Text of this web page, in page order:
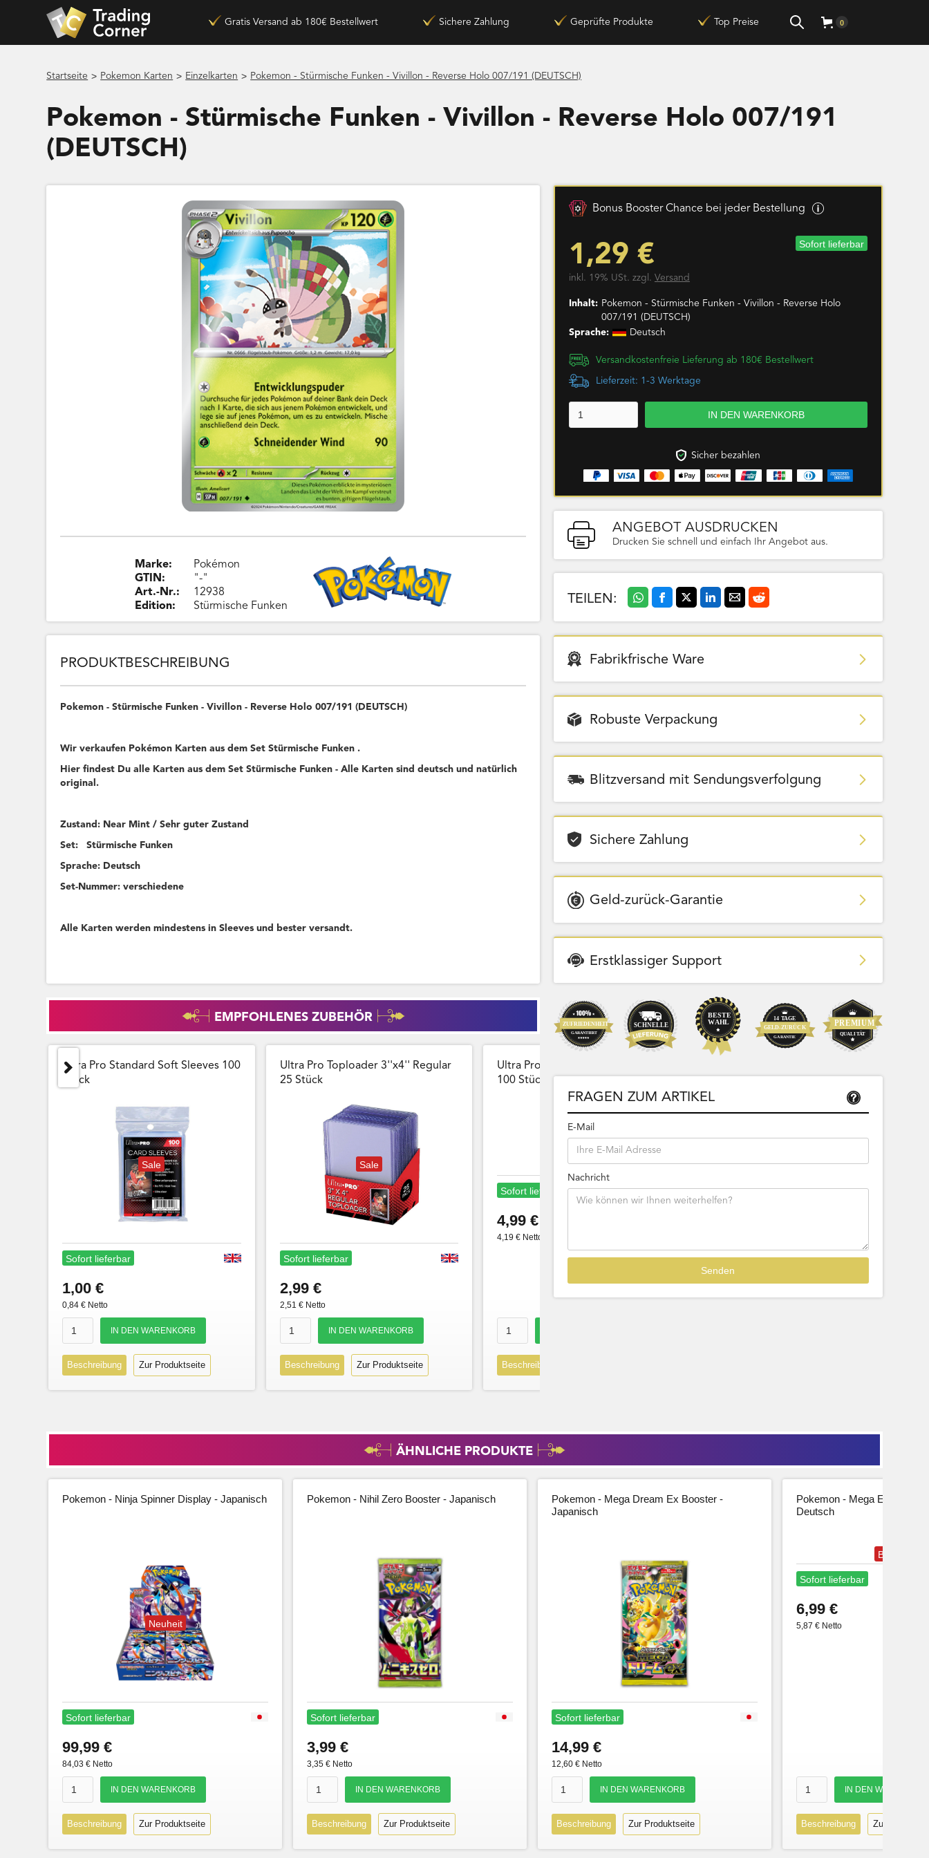
Gratis Versand ab 180€ Bestellwert Sichere Zahlung Geprüfte Produkte Top Preise 0
Startseite > Pokemon Karten > Einzelkarten > Pokemon - Stürmische Funken - Vivillon - Reverse Holo 007/191 (DEUTSCH)
Pokemon - Stürmische Funken - Vivillon - Reverse Holo 007/191
(DEUTSCH)
Marke:
GTIN:
Art.-Nr.:
Edition:
Pokémon
"-"
12938
Stürmische Funken
Bonus Booster Chance bei jeder Bestellung
1,29 € Sofort lieferbar
inkl. 19% USt. zzgl. Versand
Inhalt: Pokemon - Stürmische Funken - Vivillon - Reverse Holo
007/191 (DEUTSCH)
Sprache:
Deutsch
Versandkostenfreie Lieferung ab 180€ Bestellwert
Lieferzeit: 1-3 Werktage
Sicher bezahlen
ANGEBOT AUSDRUCKEN
Drucken Sie schnell und einfach Ihr Angebot aus.
TEILEN:
PRODUKTBESCHREIBUNG
Pokemon - Stürmische Funken - Vivillon - Reverse Holo 007/191 (DEUTSCH)
Wir verkaufen Pokémon Karten aus dem Set Stürmische Funken .
Hier findest Du alle Karten aus dem Set Stürmische Funken - Alle Karten sind deutsch und natürlich
original.
Zustand: Near Mint / Sehr guter Zustand
Set: Stürmische Funken
Sprache: Deutsch
Set-Nummer: verschiedene
Alle Karten werden mindestens in Sleeves und bester versandt.
EMPFOHLENES ZUBEHÖR
Ultra Pro Standard Soft Sleeves 100
Stück
Sale
Sofort lieferbar
1,00 €
0,84 € Netto
Beschreibung Zur Produktseite
Ultra Pro Toploader 3''x4'' Regular
25 Stück
Sale
Sofort lieferbar
2,99 €
2,51 € Netto
Beschreibung Zur Produktseite
Ultra Pro Card Sleeves Team Bags
100 Stück Wiederverschließbar
Sofort lieferbar
4,99 €
4,19 € Netto
Beschreibung
Bestseller
Sofort lieferbar
39,99
Fabrikfrische Ware
Robuste Verpackung
Blitzversand mit Sendungsverfolgung
Sichere Zahlung
Geld-zurück-Garantie
Erstklassiger Support
FRAGEN ZUM ARTIKEL
E-Mail
Nachricht
ÄHNLICHE PRODUKTE
Pokemon - Ninja Spinner Display - Japanisch
Neuheit
Sofort lieferbar
99,99 €
84,03 € Netto
Beschreibung Zur Produktseite
Pokemon - Nihil Zero Booster - Japanisch
Sofort lieferbar
3,99 €
3,35 € Netto
Beschreibung Zur Produktseite
Pokemon - Mega Dream Ex Booster -
Japanisch
Sofort lieferbar
14,99 €
12,60 € Netto
Beschreibung Zur Produktseite
Pokemon - Mega
Deutsch
Bestseller
Sofort lieferbar
6,99 €
5,87 € Netto
Beschreibung Zur